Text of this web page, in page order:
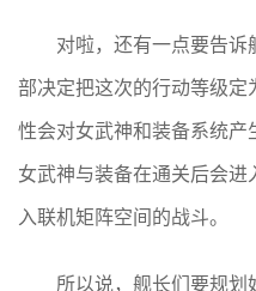
对啦，还有一点要告
部决定把这次的行动等级
性会对女武神和装备系统产
女武神与装备在通关后会
入联机矩阵空间的战斗。
所以说，舰长们要规